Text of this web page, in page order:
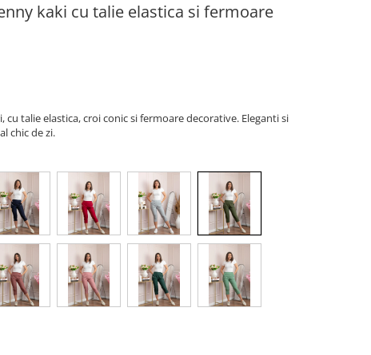
kaki cu talie elastica si fermoare
talie elastica, croi conic si fermoare decorative. Eleganti si
chic de zi.